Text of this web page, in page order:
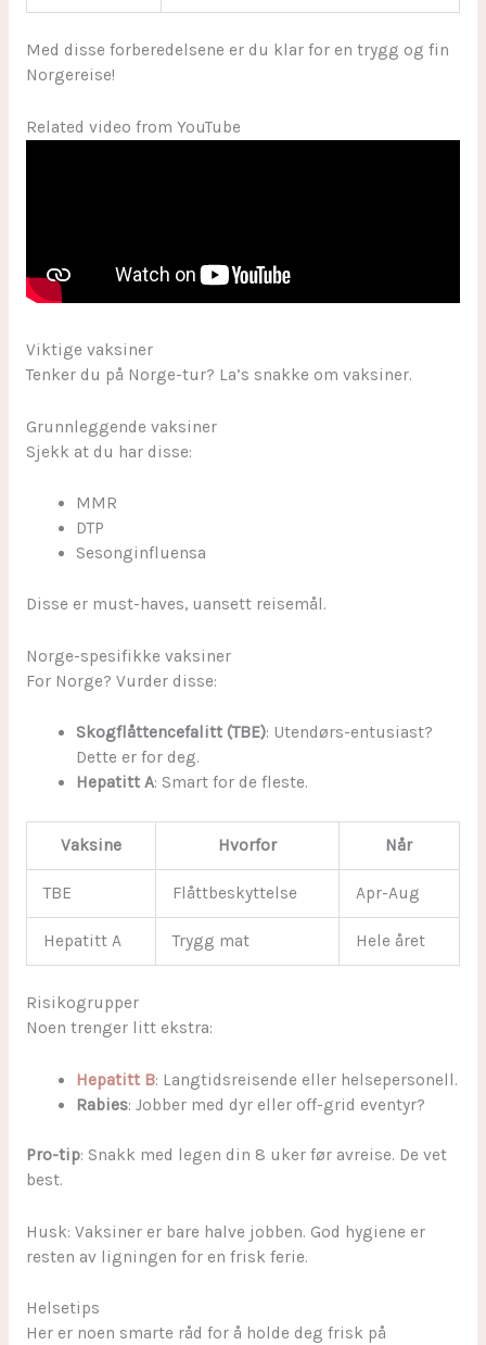
Med disse forberedelsene er du klar for en trygg og fin
Norgereise!
Related video from YouTube
Viktige vaksiner
Tenker du på Norge-tur? La’s snakke om vaksiner.
Grunnleggende vaksiner
Sjekk at du har disse:
MMR
DTP
Sesonginfluensa
Disse er must-haves, uansett reisemål.
Norge-spesifikke vaksiner
For Norge? Vurder disse:
Skogflåttencefalitt (TBE): Utendørs-entusiast?
Dette er for deg.
Hepatitt A: Smart for de fleste.
Vaksine Hvorfor Når
TBE Flåttbeskyttelse Apr-Aug
Hepatitt A Trygg mat Hele året
Risikogrupper
Noen trenger litt ekstra:
Hepatitt B: Langtidsreisende eller helsepersonell.
Rabies: Jobber med dyr eller off-grid eventyr?
Pro-tip: Snakk med legen din 8 uker før avreise. De vet
best.
Husk: Vaksiner er bare halve jobben. God hygiene er
resten av ligningen for en frisk ferie.
Helsetips
Her er noen smarte råd for å holde deg frisk på